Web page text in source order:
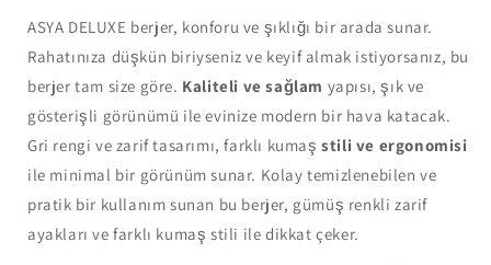
ASYA DELUXE berjer, konforu ve şıklığı bir arada sunar.
Rahatınıza düşkün biriyseniz ve keyif almak istiyorsanız, bu
berjer tam size göre. Kaliteli ve sağlam yapısı, şık ve
gösterişli görünümü ile evinize modern bir hava katacak.
Gri rengi ve zarif tasarımı, farklı kumaş stili ve ergonomisi
ile minimal bir görünüm sunar. Kolay temizlenebilen ve
pratik bir kullanım sunan bu berjer, gümüş renkli zarif
ayakları ve farklı kumaş stili ile dikkat çeker.